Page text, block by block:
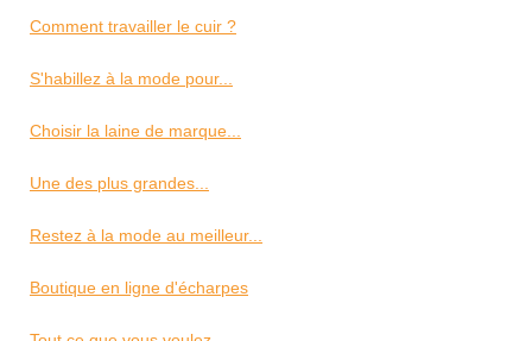
Comment travailler le cuir ?
S'habillez à la mode pour...
Choisir la laine de marque...
Une des plus grandes...
Restez à la mode au meilleur...
Boutique en ligne d'écharpes